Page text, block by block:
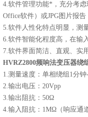
4.软件管理功能*，充分考
Office软件）或JPG图片报告
5.软件人性化特点明显，测
6.软件智能化程度高，在输
7.软件界面简洁、直观、实用
HVRZ2800频响法变压器绕
1.测量速度：单相绕组1分钟
2.输出电压：20Vpp
3.输出阻抗：50Ω
4.输入阻抗：1MΩ（响应通